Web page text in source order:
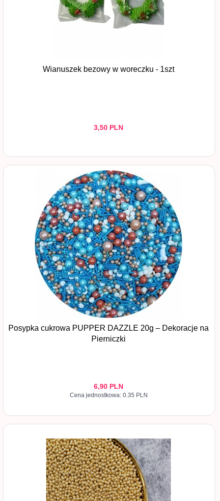
Wianuszek bezowy w woreczku - 1szt
3,50 PLN
Posypka cukrowa PUPPER DAZZLE 20g – Dekoracje na
Pierniczki
6,90 PLN
Cena jednostkowa: 0.35 PLN